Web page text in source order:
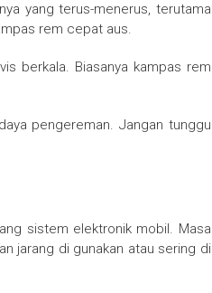
yang terus-menerus, terutama
rem cepat aus.
berkala. Biasanya kampas rem
pengereman. Jangan tunggu
sistem elektronik mobil. Masa
jarang di gunakan atau sering di